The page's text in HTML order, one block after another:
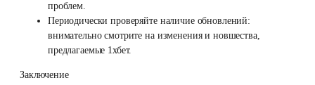
проблем.
Периодически проверяйте наличие обновлений:
внимательно смотрите на изменения и новшества,
предлагаемые 1хбет.
Заключение